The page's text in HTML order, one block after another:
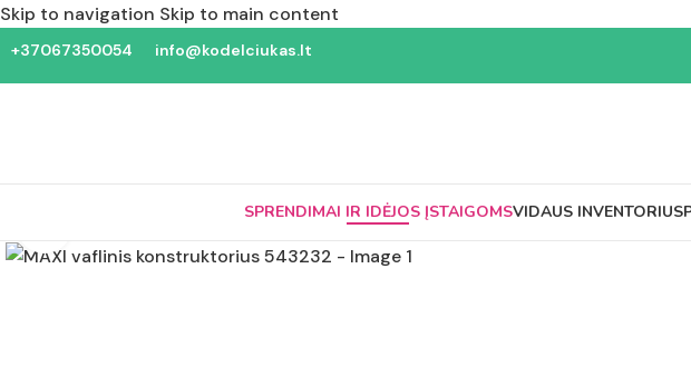
Skip to navigation Skip to main content
+37067350054 info@kodelciukas.lt
SPRENDIMAI IR IDĖJOS ĮSTAIGOMSVIDAUS INVENTORIUS